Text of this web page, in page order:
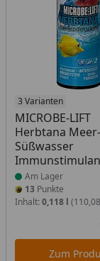
3 Varianten
MICROBE-LIFT
Herbtana
Süßwasser
Produkt am
Am Lager
13 Punkte
Inhalt: 0,118 l
Zum